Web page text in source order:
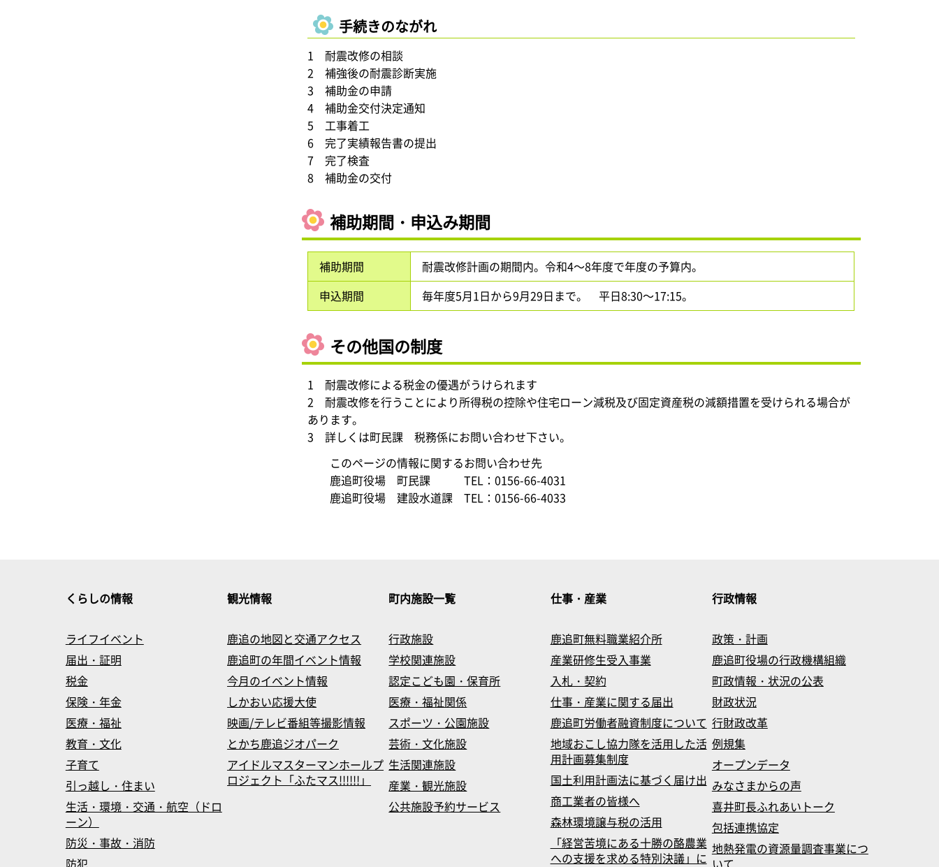
手続きのながれ
1 耐震改修の相談
2 補強後の耐震診断実施
3 補助金の申請
4 補助金交付決定通知
5 工事着工
6 完了実績報告書の提出
7 完了検査
8 補助金の交付
補助期間・申込み期間
補助期間
耐震改修計画の期間内。令和4～8年度で年度の予算内。
申込期間
毎年度5月1日から9月29日まで。 平日8:30～17:15。
その他国の制度
1 耐震改修による税金の優遇がうけられます
2 耐震改修を行うことにより所得税の控除や住宅ローン減税及び固定資産税の減額措置を受けられる場合が
あります。
3 詳しくは町民課 税務係にお問い合わせ下さい。
このページの情報に関するお問い合わせ先
鹿追町役場 町民課 TEL：0156-66-4031
鹿追町役場 建設水道課 TEL：0156-66-4033
くらしの情報
ライフイベント
届出・証明
税金
保険・年金
医療・福祉
教育・文化
子育て
引っ越し・住まい
生活・環境・交通・航空（ドロ
ーン）
防災・事故・消防
防犯
観光情報
鹿追の地図と交通アクセス
鹿追町の年間イベント情報
今月のイベント情報
しかおい応援大使
映画/テレビ番組等撮影情報
とかち鹿追ジオパーク
アイドルマスターマンホールプ
ロジェクト「ふたマス!!!!!!」
町内施設一覧
行政施設
学校関連施設
認定こども園・保育所
医療・福祉関係
スポーツ・公園施設
芸術・文化施設
生活関連施設
産業・観光施設
公共施設予約サービス
仕事・産業
鹿追町無料職業紹介所
産業研修生受入事業
入札・契約
仕事・産業に関する届出
鹿追町労働者融資制度について
地域おこし協力隊を活用した活
用計画募集制度
国土利用計画法に基づく届け出
商工業者の皆様へ
森林環境譲与税の活用
「経営苦境にある十勝の酪農業
への支援を求める特別決議」に
行政情報
政策・計画
鹿追町役場の行政機構組織
町政情報・状況の公表
財政状況
行財政改革
例規集
オープンデータ
みなさまからの声
喜井町長ふれあいトーク
包括連携協定
地熱発電の資源量調査事業につ
いて